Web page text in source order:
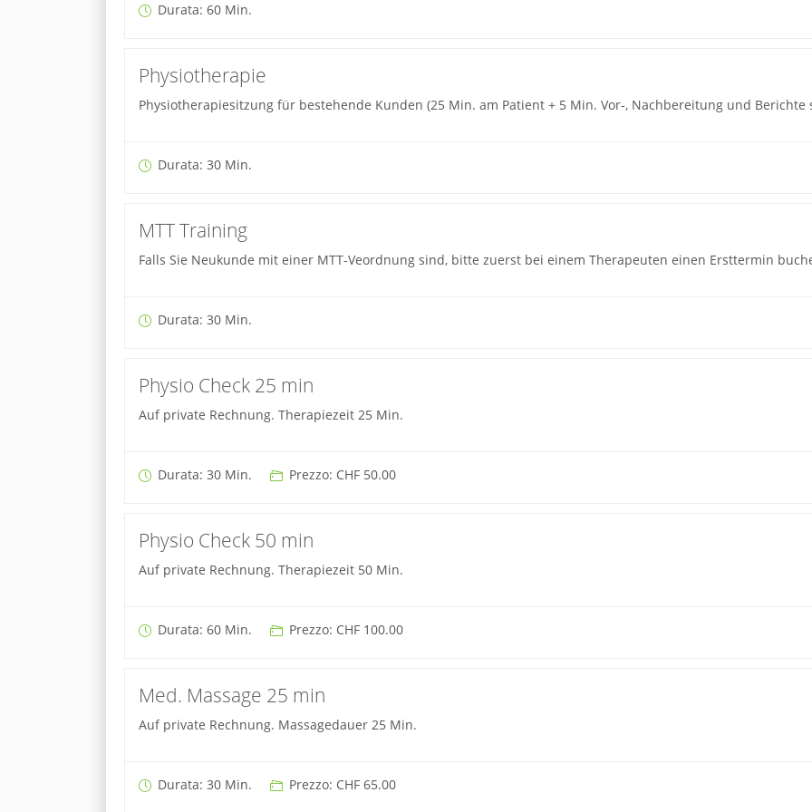
Durata: 60 Min.
Physiotherapie
Physiotherapiesitzung für bestehende Kunden (25 Min. am Patient + 5 Min. Vor-, Nachbereitung und Berichte
Durata: 30 Min.
MTT Training
Falls Sie Neukunde mit einer MTT-Veordnung sind, bitte zuerst bei einem Therapeuten einen Ersttermin
Durata: 30 Min.
Physio Check 25 min
Auf private Rechnung. Therapiezeit 25 Min.
Durata: 30 Min. Prezzo: CHF 50.00
Physio Check 50 min
Auf private Rechnung. Therapiezeit 50 Min.
Durata: 60 Min. Prezzo: CHF 100.00
Med. Massage 25 min
Auf private Rechnung. Massagedauer 25 Min.
Durata: 30 Min. Prezzo: CHF 65.00